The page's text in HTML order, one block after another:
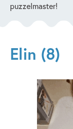
puzzelmaster!
Elin (8)